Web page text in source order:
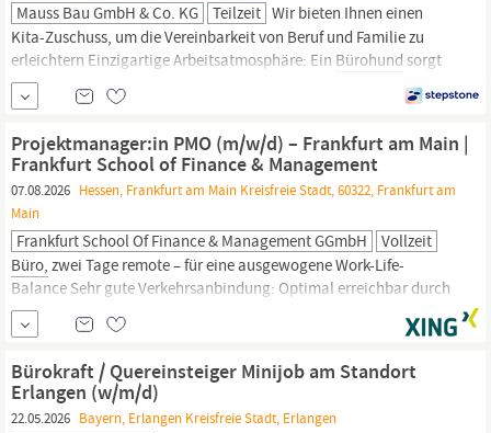
Mauss Bau GmbH & Co. KG Teilzeit Wir bieten Ihnen einen
Kita-Zuschuss, um die Vereinbarkeit von Beruf und Familie zu
erleichtern Einzigartige Arbeitsatmosphäre: Ein Bürohund sorgt
für eine entspannte und freundliche Arbeitsumgebung
Umfangreiches Benefit-Programm: Sie profitieren von
zahlreichen attraktiven Angeboten und Corporate Benefits
Workwise Hochbau;Zahlenaffinität;Große Projekte
Projektmanager:in PMO (m/w/d) – Frankfurt am Main |
Frankfurt School of Finance & Management
07.08.2026 Hessen, Frankfurt am Main Kreisfreie Stadt, 60322, Frankfurt am
Main
Frankfurt School Of Finance & Management GGmbH
Vollzeit
Büro, zwei Tage remote – für eine ausgewogene Work-Life-
Balance Sehr gute Verkehrsanbindung: Optimal erreichbar durch
zentrale Lage und hervorragende Anbindung an den öffentlichen
Nahverkehr Smarte KI-Lösungen im
Unsere modernen
KI-Lösungen unterstützen Sie im Arbeitsalltag: für schnellere
Abläufe und mehr Freiraum
Bürokraft / Quereinsteiger Minijob am Standort
Erlangen (w/m/d)
22.05.2026 Bayern, Erlangen Kreisfreie Stadt, Erlangen